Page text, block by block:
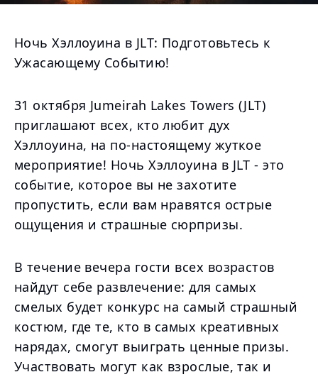
Ночь Хэллоуина в JLT: Подготовьтесь к
Ужасающему Событию!
31 октября Jumeirah Lakes Towers (JLT)
приглашают всех, кто любит дух
Хэллоуина, на по-настоящему жуткое
мероприятие! Ночь Хэллоуина в JLT - это
событие, которое вы не захотите
пропустить, если вам нравятся острые
ощущения и страшные сюрпризы.
В течение вечера гости всех возрастов
найдут себе развлечение: для самых
смелых будет конкурс на самый страшный
костюм, где те, кто в самых креативных
нарядах, смогут выиграть ценные призы.
Участвовать могут как взрослые, так и